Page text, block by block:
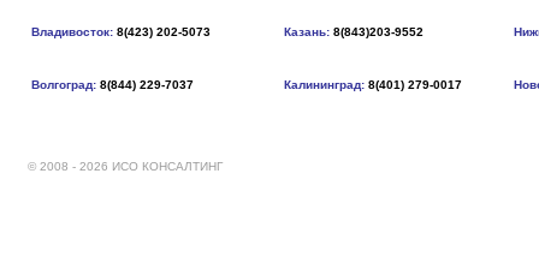
Владивосток: 8(423) 202-5073 Казань: 8(843)203-9552
Волгоград: 8(844) 229-7037 Калининград: 8(401) 279-0017
© 2008 - 2026 ИСО КОНСАЛТИНГ